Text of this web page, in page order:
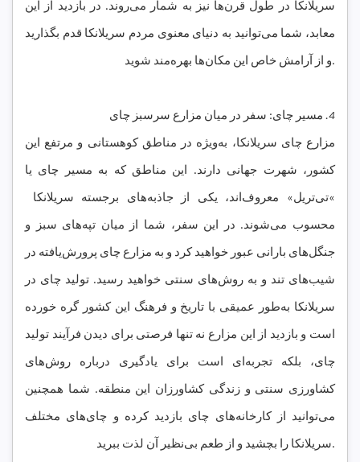
سریلانکا در طول قرن‌ها نیز به شمار می‌روند. در بازدید از این
معابد، شما می‌توانید به دنیای معنوی مردم سریلانکا قدم بگذارید
و از آرامش خاص این مکان‌ها بهره‌مند شوید.
4. مسیر چای: سفر در میان مزارع سرسبز چای
مزارع چای سریلانکا، به‌ویژه در مناطق کوهستانی و مرتفع این
کشور، شهرت جهانی دارند. این مناطق که به مسیر چای یا
«تی
محسوب می‌شوند. در این سفر، شما از میان تپه‌های سبز و
جنگل‌های بارانی عبور خواهید کرد و به مزارع چای پرورش‌یافته در
شیب‌های تند و به روش‌های سنتی خواهید رسید. تولید چای در
سریلانکا به‌طور عمیقی با تاریخ و فرهنگ این کشور گره خورده
است و بازدید از این مزارع نه تنها فرصتی برای دیدن فرآیند تولید
چای، بلکه تجربه‌ای است برای یادگیری درباره روش‌های
کشاورزی سنتی و زندگی کشاورزان این منطقه. شما همچنین
می‌توانید از کارخانه‌های چای بازدید کرده و چای‌های مختلف
سریلانکا را بچشید و از طعم بی‌نظیر آن لذت ببرید.